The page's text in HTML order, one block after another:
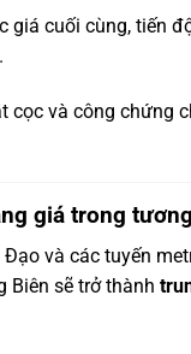
giá cuối cùng, tiến
cọc và công chứng
giá trong
và các tuyến
Biên sẽ trở thành